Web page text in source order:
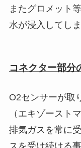
またグロメット
水が浸入してし
コネクター部分
O2センサーが取
（エキゾースト
排気ガスを常に
スを受け続ける